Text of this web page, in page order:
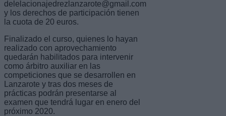
delelacionajedrezlanzarote@gmail.com
y los derechos de participación tienen
la cuota de 20 euros.
Finalizado el curso, quienes lo hayan
realizado con aprovechamiento
quedarán habilitados para intervenir
como árbitro auxiliar en las
competiciones que se desarrollen en
Lanzarote y tras dos meses de
prácticas podrán presentarse al
examen que tendrá lugar en enero del
próximo 2020.